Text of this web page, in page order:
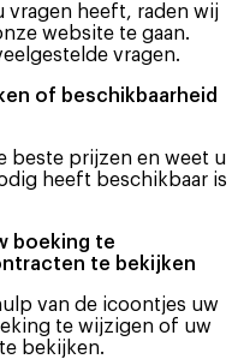
vragen heeft, raden wij
website te gaan.
vragen.
of beschikbaarheid
beste prijzen en weet u
heeft beschikbaar is
boeking te
te bekijken
van de icoontjes uw
te wijzigen of uw
bekijken.